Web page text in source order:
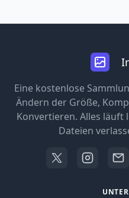
Eine kostenlose
Ändern der Größe,
Konvertieren. Alles läuft
Dateien